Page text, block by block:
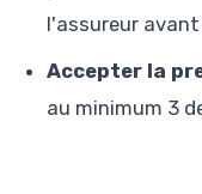
l'assureur
Accepter la
au minimum 3